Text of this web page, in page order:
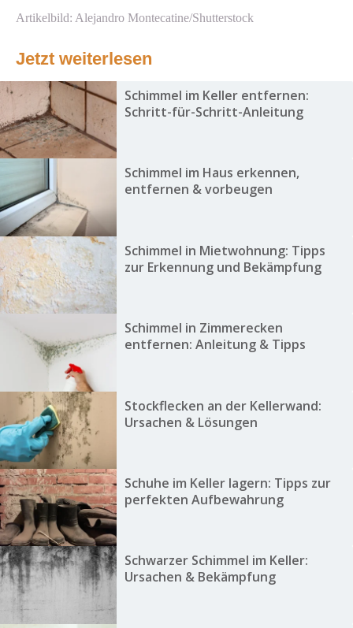
Artikelbild: Alejandro Montecatine/Shutterstock
Jetzt weiterlesen
Schimmel im Keller entfernen:
Schritt-für-Schritt-Anleitung
Schimmel im Haus erkennen,
entfernen & vorbeugen
Schimmel in Mietwohnung: Tipps
zur Erkennung und Bekämpfung
Schimmel in Zimmerecken
entfernen: Anleitung & Tipps
Stockflecken an der Kellerwand:
Ursachen & Lösungen
Schuhe im Keller lagern: Tipps zur
perfekten Aufbewahrung
Schwarzer Schimmel im Keller:
Ursachen & Bekämpfung